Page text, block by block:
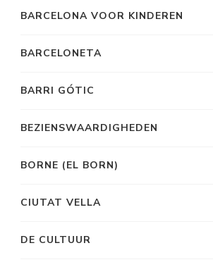
BARCELONA VOOR KINDEREN
BARCELONETA
BARRI GÓTIC
BEZIENSWAARDIGHEDEN
BORNE (EL BORN)
CIUTAT VELLA
DE CULTUUR